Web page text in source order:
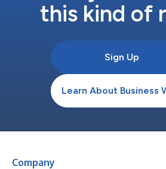
this kind of
Sign Up
Learn About Business
Company